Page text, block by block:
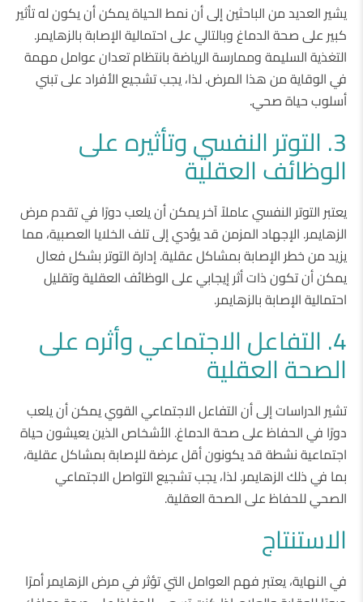
يشير العديد من الباحثين إلى أن نمط الحياة يمكن أن يكون له تأثير
كبير على صحة الدماغ وبالتالي على احتمالية الإصابة بالزهايمر.
التغذية السليمة وممارسة الرياضة بانتظام تعدان عوامل مهمة
في الوقاية من هذا المرض. لذا، يجب تشجيع الأفراد على تبني
أسلوب حياة صحي.
3. التوتر النفسي وتأثيره على
الوظائف العقلية
يعتبر التوتر النفسي عاملاً آخر يمكن أن يلعب دورًا في تقدم مرض
الزهايمر. الإجهاد المزمن قد يؤدي إلى تلف الخلايا العصبية، مما
يزيد من خطر الإصابة بمشاكل عقلية. إدارة التوتر بشكل فعال
يمكن أن تكون ذات أثر إيجابي على الوظائف العقلية وتقليل
احتمالية الإصابة بالزهايمر.
4. التفاعل الاجتماعي وأثره على
الصحة العقلية
تشير الدراسات إلى أن التفاعل الاجتماعي القوي يمكن أن يلعب
دورًا في الحفاظ على صحة الدماغ. الأشخاص الذين يعيشون حياة
اجتماعية نشطة قد يكونون أقل عرضة للإصابة بمشاكل عقلية،
بما في ذلك الزهايمر. لذا، يجب تشجيع التواصل الاجتماعي
الصحي للحفاظ على الصحة العقلية.
الاستنتاج
في النهاية، يعتبر فهم العوامل التي تؤثر في مرض الزهايمر أمرًا